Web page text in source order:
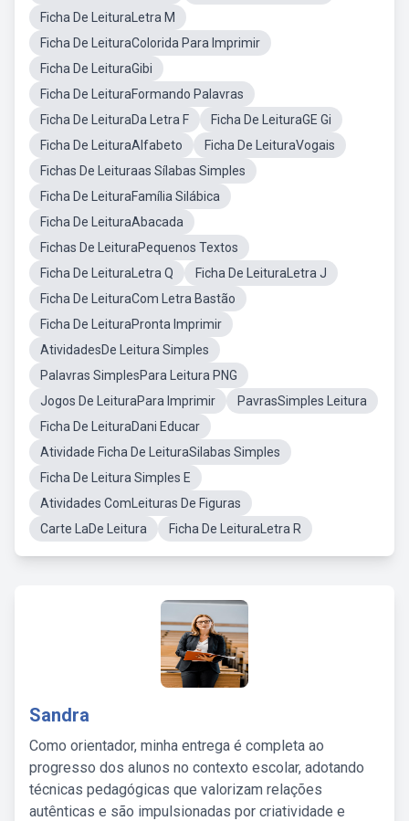
Ficha De LeituraLetra M
Ficha De LeituraColorida Para Imprimir
Ficha De LeituraGibi
Ficha De LeituraFormando Palavras
Ficha De LeituraDa Letra F
Ficha De LeituraGE Gi
Ficha De LeituraAlfabeto
Ficha De LeituraVogais
Fichas De Leituraas Sílabas Simples
Ficha De LeituraFamília Silábica
Ficha De LeituraAbacada
Fichas De LeituraPequenos Textos
Ficha De LeituraLetra Q
Ficha De LeituraLetra J
Ficha De LeituraCom Letra Bastão
Ficha De LeituraPronta Imprimir
AtividadesDe Leitura Simples
Palavras SimplesPara Leitura PNG
Jogos De LeituraPara Imprimir
PavrasSimples Leitura
Ficha De LeituraDani Educar
Atividade Ficha De LeituraSilabas Simples
Ficha De Leitura Simples E
Atividades ComLeituras De Figuras
Carte LaDe Leitura
Ficha De LeituraLetra R
Sandra
Como orientador, minha entrega é completa ao
progresso dos alunos no contexto escolar, adotando
técnicas pedagógicas que valorizam relações
autênticas e são impulsionadas por criatividade e